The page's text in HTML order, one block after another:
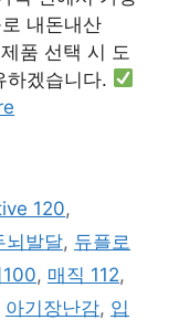
내돈내산
품 선택 시 도
하겠습니다.
120,
뇌발달, 듀플로
100, 매직 112,
아기장난감, 입